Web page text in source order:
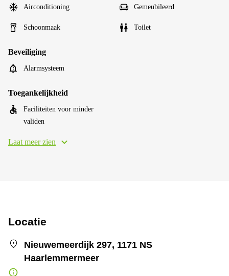
Airconditioning Gemeubileerd
Schoonmaak Toilet
Beveiliging
Alarmsysteem
Toegankelijkheid
Faciliteiten voor minder
validen
Laat meer zien
Locatie
Nieuwemeerdijk 297, 1171 NS
Haarlemmermeer